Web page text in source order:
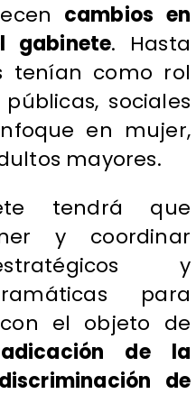
cambios en
gabinete. Hasta
tenían como rol
sociales
en mujer,
mayores.
tendrá que
y coordinar
y
para
el objeto de
de la
de